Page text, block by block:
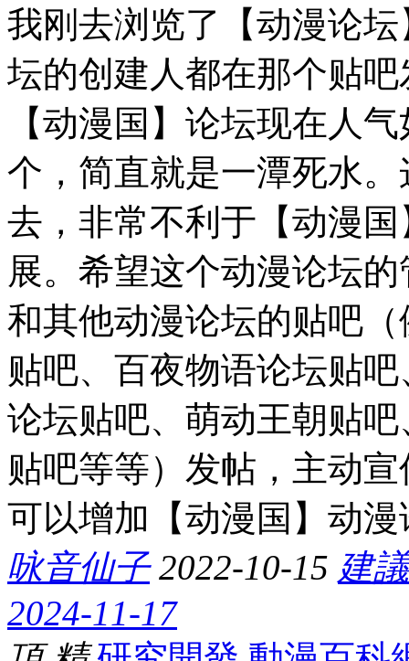
我刚去浏览了【动漫论
坛的创建人都在那个贴
【动漫国】论坛现在人
个，简直就是一潭死水
去，非常不利于【动漫
展。希望这个动漫论坛
和其他动漫论坛的贴吧
贴吧、百夜物语论坛贴
论坛贴吧、萌动王朝贴
贴吧等等）发帖，主动
可以增加【动漫国】动漫
咏音仙子 2022-10-15 建
2024-11-17